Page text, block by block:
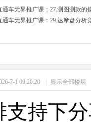
通车无界推广课：27.测图测款的
通车无界推广课：29.达摩盘分析
7-1 09:20:20 | 显示全部楼层
支持下